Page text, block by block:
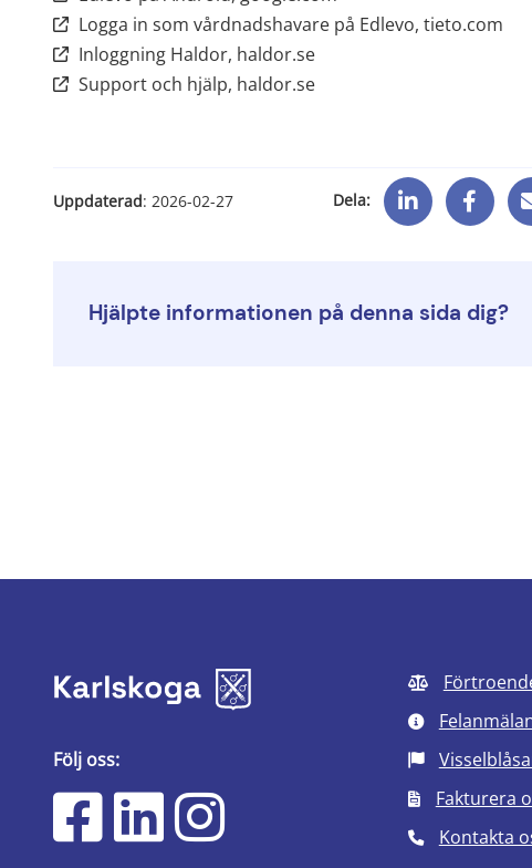
Logga in som vårdnadshavare på Edlevo, tieto.com
Inloggning Haldor, haldor.seLänk till annan
Support och hjälp, haldor.seLänk till annan
Uppdaterad: 2026-02-27 Dela:
Hjälpte informationen på denna sida dig?
Följ oss:
Fakturera
Kontakta